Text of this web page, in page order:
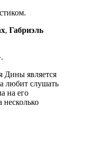
, Габриэль
Дины является
любит слушать
на его
несколько